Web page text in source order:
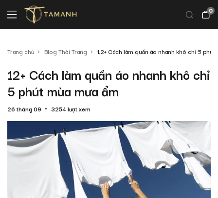
0
Trang chủ Blog Thời Trang 12+ Cách làm quần áo nhanh khô chỉ 5 phút
12+ Cách làm quần áo nhanh khô chỉ
5 phút mùa mưa ẩm
26 tháng 09 3254 lượt xem